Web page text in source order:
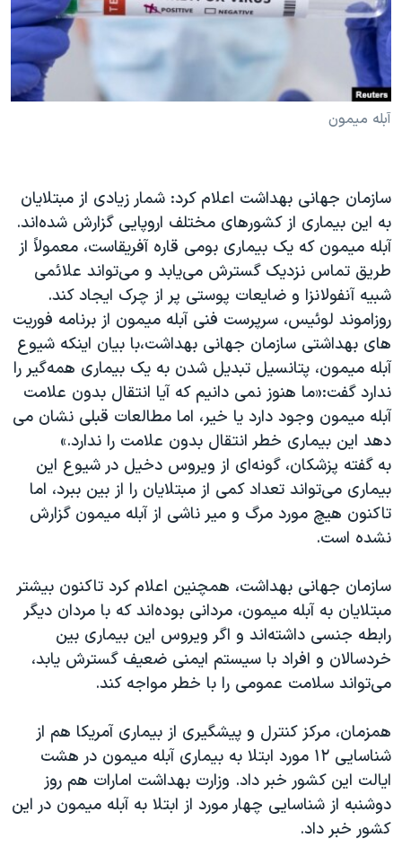
فرهنگ و زندگی
حقوق شهروندی
اقتصادی
علم و فناوری
آرشیو پخش زنده
مستندها
انتخابات ریاست جمهوری آمریکا ۲۰۲۴
حمله جمهوری اسلامی به اسرائیل
رمز مهسا
مجموعه مستندهای دادخواهی
تریبونال مردمی آبان ۹۸
دادگاه حمید نوری
چهل سال گروگان‌گیری
قانون شفافیت دارائی کادر رهبری ایران
اعتراضات مردمی آبان ۹۸
اسرائیل در جنگ
نرگس محمدی برنده جایزه نوبل صلح
همایش محافظه‌کاران آمریکا «سی‌پک»
صفحه‌های ویژه
سفر پرزیدنت ترامپ به چین
دنبال کنید
آبله میمون
سازمان جهانی بهداشت اعلام کرد: شمار زیادی از مبتلایان
به این بیماری از کشورهای مختلف اروپایی گزارش شده‌اند.
آبله میمون که یک بیماری بومی قاره آفریقاست، معمولاً از
طریق تماس نزدیک گسترش می‌یابد و می‌تواند علائمی
شبیه آنفولانزا و ضایعات پوستی پر از چرک ایجاد کند.
روزاموند لوئیس، سرپرست فنی آبله میمون از برنامه فوریت
های بهداشتی سازمان جهانی بهداشت،با بیان اینکه شیوع
آبله میمون، پتانسیل تبدیل شدن به یک بیماری همه‌گیر را
ندارد گفت:«ما هنوز نمی دانیم که آیا انتقال بدون علامت
آبله میمون وجود دارد یا خیر، اما مطالعات قبلی نشان می
دهد این بیماری خطر انتقال بدون علامت را ندارد.»
به گفته پزشکان، گونه‌ای از ویروس دخیل در شیوع این
بیماری می‌تواند تعداد کمی از مبتلایان را از بین ببرد، اما
تاکنون هیچ مورد مرگ و میر ناشی از آبله میمون گزارش
نشده است.
سازمان جهانی بهداشت، همچنین اعلام کرد تاکنون بیشتر
مبتلایان به آبله میمون، مردانی بوده‌اند که با مردان دیگر
رابطه جنسی داشته‌اند و اگر ویروس این بیماری بین
خردسالان و افراد با سیستم ایمنی ضعیف گسترش یابد،
می‌تواند سلامت عمومی را با خطر مواجه کند.
همزمان، مرکز کنترل و پیشگیری از بیماری‌ آمریکا هم از
شناسایی ۱۲ مورد ابتلا به بیماری آبله میمون در هشت
ایالت این کشور خبر داد. وزارت بهداشت امارات هم روز
دوشنبه از شناسایی چهار مورد از ابتلا به آبله میمون در این
کشور خبر داد.